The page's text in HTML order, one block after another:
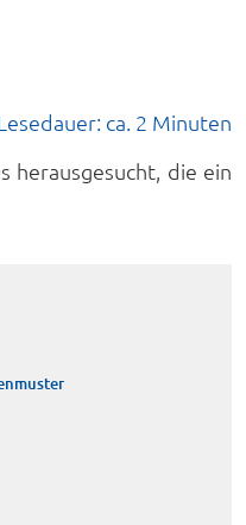
ca. 2 Minuten
herausgesucht, die ein